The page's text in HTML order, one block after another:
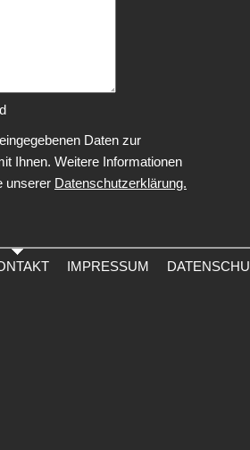
Daten zur
Ihnen. Weitere Informationen
unserer Datenschutzerklärung.
IMPRESSUM